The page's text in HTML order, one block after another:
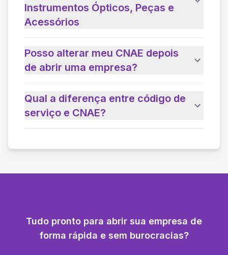
Instrumentos Ópticos, Peças e
Acessórios
Posso alterar meu CNAE depois
de abrir uma empresa?
Qual a diferença entre código de
serviço e CNAE?
Tudo pronto para abrir sua empresa de
forma rápida e sem burocracias?